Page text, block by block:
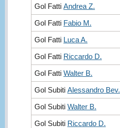
Gol Fatti Andrea Z.
Gol Fatti Fabio M.
Gol Fatti Luca A.
Gol Fatti Riccardo D.
Gol Fatti Walter B.
Gol Subiti Alessandro Bev.
Gol Subiti Walter B.
Gol Subiti Riccardo D.